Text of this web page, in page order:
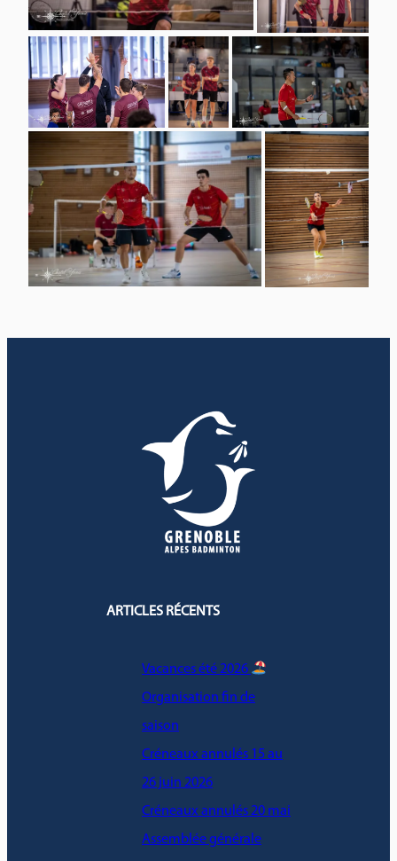
ARTICLES RÉCENTS
Vacances été 2026
Organisation fin de
saison
Créneaux annulés 15 au
26 juin 2026
Créneaux annulés 20 mai
Assemblée générale